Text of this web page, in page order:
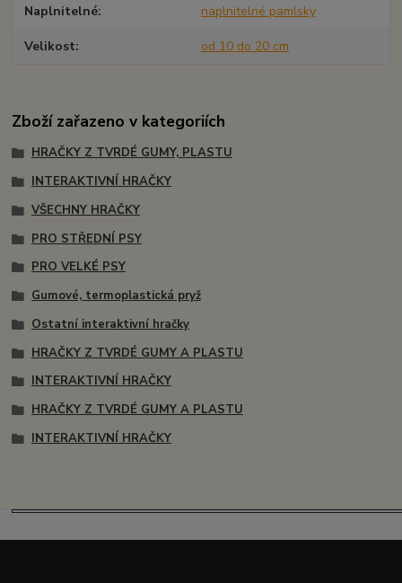
Naplnitelné naplnitelné pamlsky
Velikost od 10 do 20 cm
Zboží zařazeno v kategoriích
HRAČKY Z TVRDÉ GUMY, PLASTU
INTERAKTIVNÍ HRAČKY
VŠECHNY HRAČKY
PRO STŘEDNÍ PSY
PRO VELKÉ PSY
Gumové, termoplastická pryž
Ostatní interaktivní hračky
HRAČKY Z TVRDÉ GUMY A PLASTU
INTERAKTIVNÍ HRAČKY
HRAČKY Z TVRDÉ GUMY A PLASTU
INTERAKTIVNÍ HRAČKY